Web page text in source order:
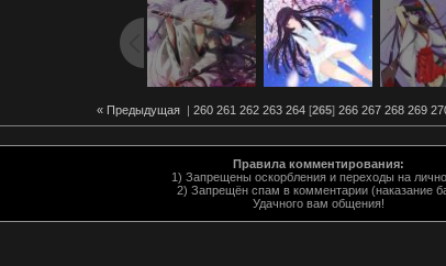
« Предыдущая| 260 261 262 263 264[265] 266 267 268 269
Правила комментирования:
1) Запрещены оскорбления и переходы на
2) Запрещён спам в комментарии (наказание
Удачного вам общения!